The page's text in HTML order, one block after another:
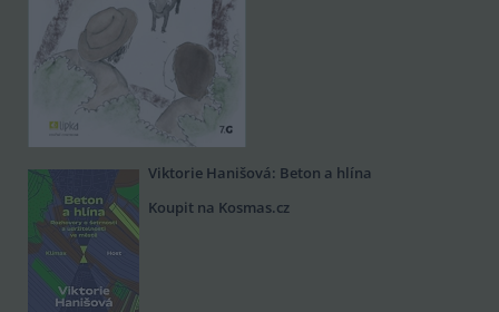
Viktorie Hanišová: Beton a hlína
Koupit na Kosmas.cz